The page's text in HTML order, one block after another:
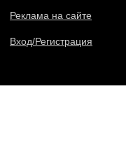
Реклама на сайте
Вход/Регистрация